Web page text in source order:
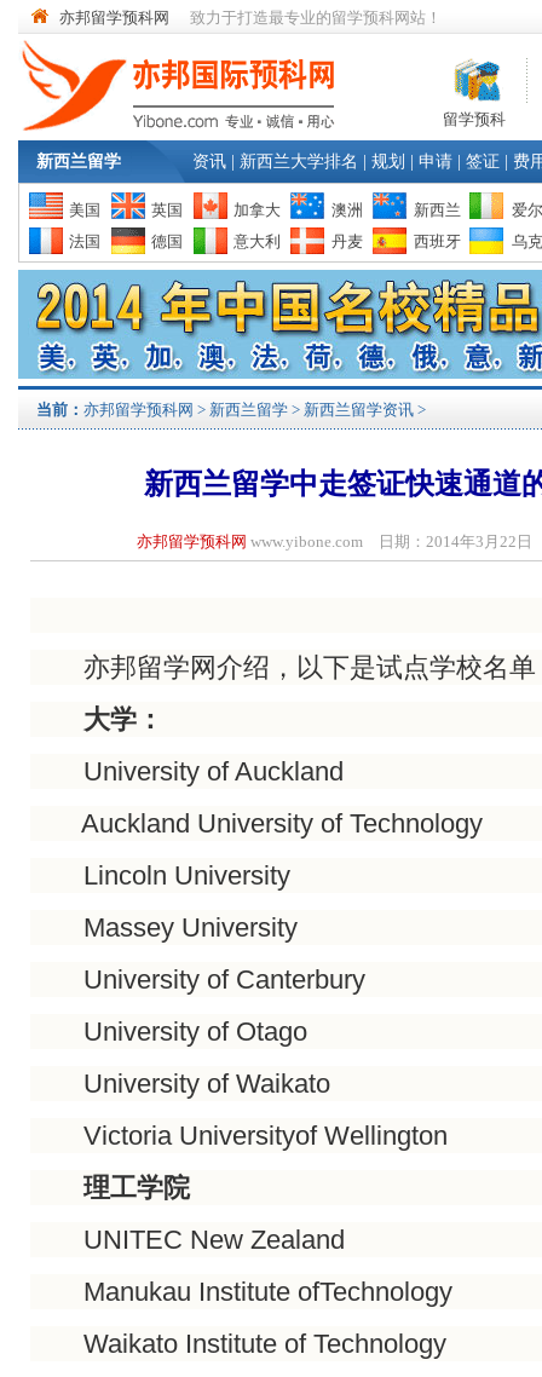
亦邦留学预科网 致力于打造最专业的留学预科网站！
留学预科
新西兰留学 资讯 新西兰大学排名 规划 申请 签证 费
美国 英国 加拿大 澳洲 新西兰
爱
法国
德国 意大利 丹麦 西班牙 乌
当前： 亦邦留学预科网 > 新西兰留学 > 新西兰留学资讯 >
新西兰留学中走签证快速通道
亦邦留学预科网 www.yibone.com 日期：2014年3月22
亦邦留学网介绍，以下是试点学校名单
大学：
University of Auckland
Auckland University of Technology
Lincoln University
Massey University
University of Canterbury
University of Otago
University of Waikato
Victoria Universityof Wellington
理工学院
UNITEC New Zealand
Manukau Institute ofTechnology
Waikato Institute of Technology